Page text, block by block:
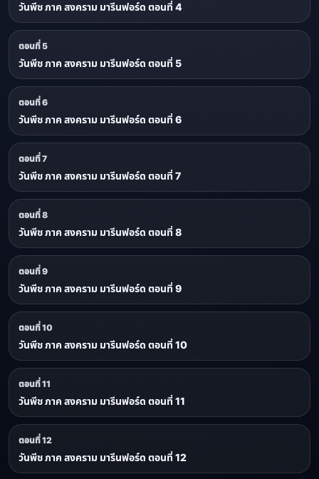
วันพีช ภาค สงคราม มารีนฟอร์ด ตอนที่ 4
ตอนที่ 5
วันพีช ภาค สงคราม มารีนฟอร์ด ตอนที่ 5
ตอนที่ 6
วันพีช ภาค สงคราม มารีนฟอร์ด ตอนที่ 6
ตอนที่ 7
วันพีช ภาค สงคราม มารีนฟอร์ด ตอนที่ 7
ตอนที่ 8
วันพีช ภาค สงคราม มารีนฟอร์ด ตอนที่ 8
ตอนที่ 9
วันพีช ภาค สงคราม มารีนฟอร์ด ตอนที่ 9
ตอนที่ 10
วันพีช ภาค สงคราม มารีนฟอร์ด ตอนที่ 10
ตอนที่ 11
วันพีช ภาค สงคราม มารีนฟอร์ด ตอนที่ 11
ตอนที่ 12
วันพีช ภาค สงคราม มารีนฟอร์ด ตอนที่ 12